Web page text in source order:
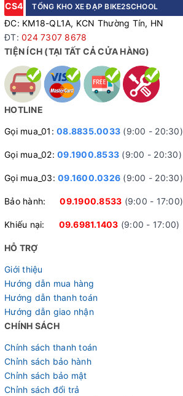
CS4
TỔNG KHO XE ĐẠP BIKE2SCHOOL
ĐC: KM18-QL1A, KCN Thường Tín, HN
ĐT: 024 7307 8678
TIỆN ÍCH (TẠI TẤT CẢ CỬA HÀNG)
HOTLINE
Gọi mua_01: 08.8835.0033 (9:00 - 20:30)
Gọi mua_02: 09.1900.8533 (9:00 - 20:30)
Gọi mua_03: 09.1600.0326 (9:00 - 20:30)
Bảo hành:09.1900.8533 (9:00 - 17:00)
Khiếu nại: 09.6981.1403 (9:00 - 17:00)
HỖ TRỢ
Giới thiệu
Hướng dẫn mua hàng
Hướng dẫn thanh toán
Hướng dẫn giao nhận
CHÍNH SÁCH
Chính sách thanh toán
Chỉnh sách bảo hành
Chỉnh sách bảo mật
Chỉnh sách đổi trả